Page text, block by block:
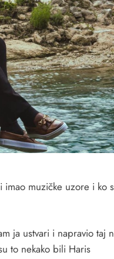
muzičke uzore i ko
ja ustvari i napravio taj
to nekako bili Haris